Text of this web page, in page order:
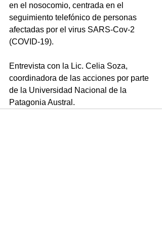
en el nosocomio, centrada en el
seguimiento telefónico de personas
afectadas por el virus SARS-Cov-2
(COVID-19).
Entrevista con la Lic. Celia Soza,
coordinadora de las acciones por parte
de la Universidad Nacional de la
Patagonia Austral.